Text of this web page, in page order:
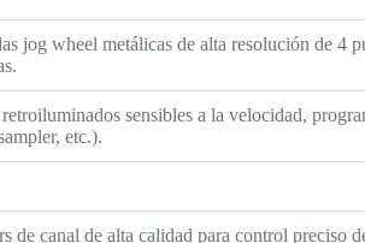
jog wheel metálicas de alta resolución de 4
sensibles a la velocidad,
etc.).
de canal de alta calidad para control preciso